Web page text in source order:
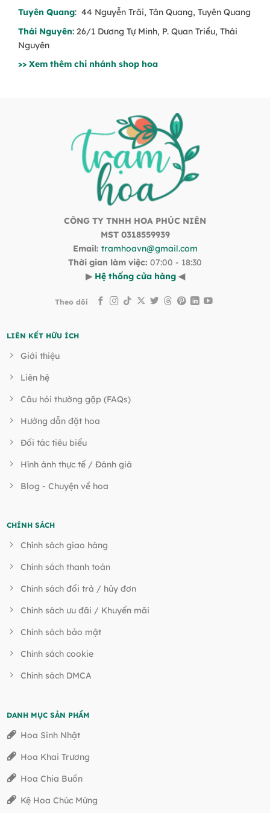
Tuyên Quang: 44 Nguyễn Trãi, Tân Quang, Tuyên Quang
Thái Nguyên: 26/1 Dương Tự Minh, P. Quan Triều, Thái
Nguyên
>> Xem thêm chi nhánh shop hoa
CÔNG TY TNHH HOA PHÚC NIÊN
MST 0318559939
Email: tramhoavn@gmail.com
Thời gian làm việc: 07:00 - 18:30
▶ Hệ thống cửa hàng ◀
Theo dõi
LIÊN KẾT HỮU ÍCH
Giới thiệu
Liên hệ
Câu hỏi thường gặp (FAQs)
Hướng dẫn đặt hoa
Đối tác tiêu biểu
Hình ảnh thực tế / Đánh giá
Blog - Chuyện về hoa
CHÍNH SÁCH
Chính sách giao hàng
Chính sách thanh toán
Chính sách đổi trả / hủy đơn
Chính sách ưu đãi / Khuyến mãi
Chính sách bảo mật
Chính sách cookie
Chính sách DMCA
DANH MỤC SẢN PHẨM
Hoa Sinh Nhật
Hoa Khai Trương
Hoa Chia Buồn
Kệ Hoa Chúc Mừng